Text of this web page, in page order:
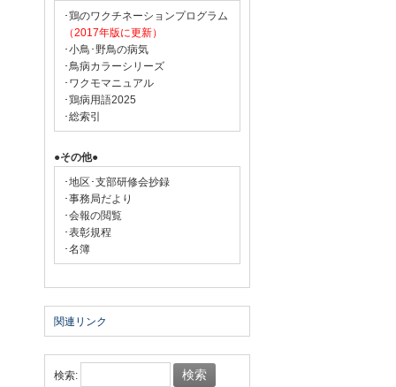
･鶏のワクチネーションプログラム
（2017年版に更新）
･小鳥･野鳥の病気
･鳥病カラーシリーズ
･ワクモマニュアル
･鶏病用語2025
･総索引
●その他●
･地区･支部研修会抄録
･事務局だより
･会報の閲覧
･表彰規程
･名簿
関連リンク
検索: